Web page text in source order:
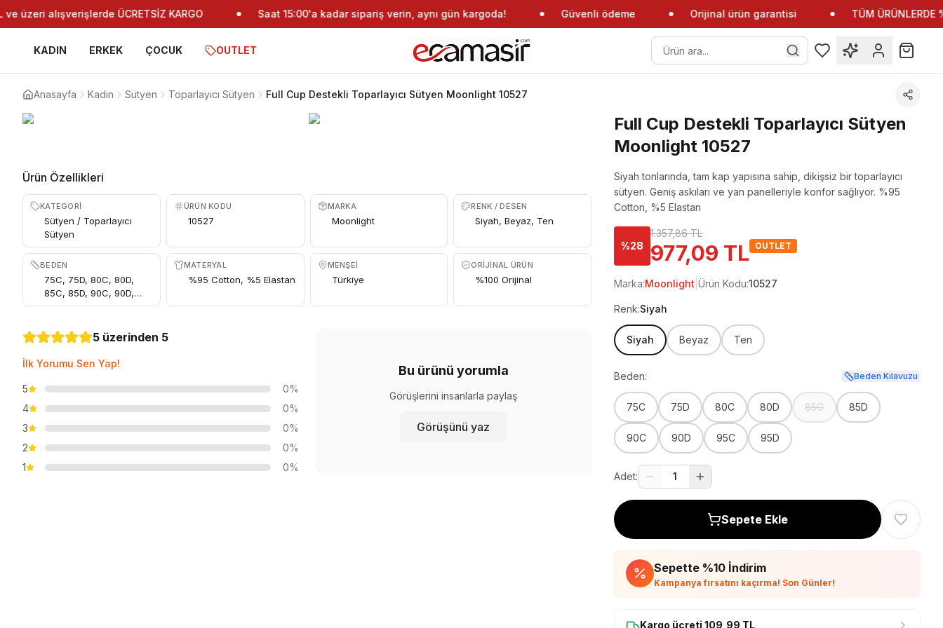
üzeri alışverişlerde ÜCRETSİZ KARGO Saat 15:00'a kadar sipariş verin, aynı gün kargoda! Güvenli ödeme Orijinal ürün garantisi TÜM ÜRÜNLERDE
KADIN ERKEK ÇOCUK OUTLET
Anasayfa Kadın Sütyen Toparlayıcı Sütyen Full Cup Destekli Toparlayıcı Sütyen Moonlight 10527
Ürün Özellikleri
KATEGORI
Sütyen / Toparlayıcı
Sütyen
ÜRÜN KODU
10527
MARKA
Moonlight
RENK / DESEN
Siyah, Beyaz, Ten
BEDEN
75C, 75D, 80C, 80D,
85C, 85D, 90C, 90D,
95C, 95D
MATERYAL
%95 Cotton, %5 Elastan
MENŞEI
Türkiye
ORIJINAL ÜRÜN
%100 Orijinal
5 üzerinden 5
İlk Yorumu Sen Yap!
5
0%
4
0%
3
0%
2
0%
1
0%
Bu ürünü yorumla
Görüşlerini insanlarla paylaş
Görüşünü yaz
Full Cup Destekli Toparlayıcı Sütyen
Moonlight 10527
Siyah tonlarında, tam kap yapısına sahip, dikişsiz bir toparlayıcı
sütyen. Geniş askıları ve yan panelleriyle konfor sağlıyor. %95
Cotton, %5 Elastan
%28
1.357,86 TL
977,09 TL OUTLET
Marka:Moonlight |Ürün Kodu:10527
Renk:Siyah
Siyah Beyaz Ten
Beden: Beden Kılavuzu
75C 75D 80C 80D 85C 85D
90C 90D 95C 95D
Adet: 1
Sepete Ekle
Sepette %10 İndirim
Kampanya fırsatını kaçırma! Son Günler!
Kargo ücreti109,99 TL